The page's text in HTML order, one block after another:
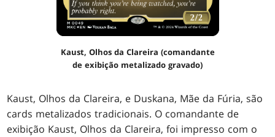
Kaust, Olhos da Clareira (comandante
de exibição metalizado gravado)
Kaust, Olhos da Clareira, e Duskana, Mãe da Fúria, são
cards metalizados tradicionais. O comandante de
exibição Kaust, Olhos da Clareira, foi impresso com o